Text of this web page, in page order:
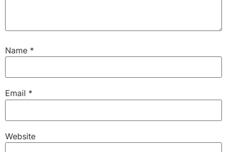
Name *
Email *
Website